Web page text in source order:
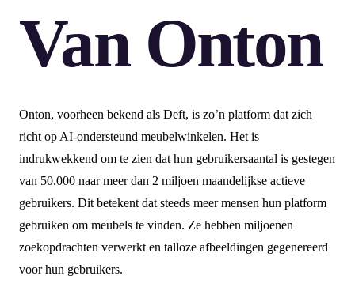
Van Onton
Onton, voorheen bekend als Deft, is zo’n platform dat zich
richt op AI-ondersteund meubelwinkelen. Het is
indrukwekkend om te zien dat hun gebruikersaantal is gestegen
van 50.000 naar meer dan 2 miljoen maandelijkse actieve
gebruikers. Dit betekent dat steeds meer mensen hun platform
gebruiken om meubels te vinden. Ze hebben miljoenen
zoekopdrachten verwerkt en talloze afbeeldingen gegenereerd
voor hun gebruikers.